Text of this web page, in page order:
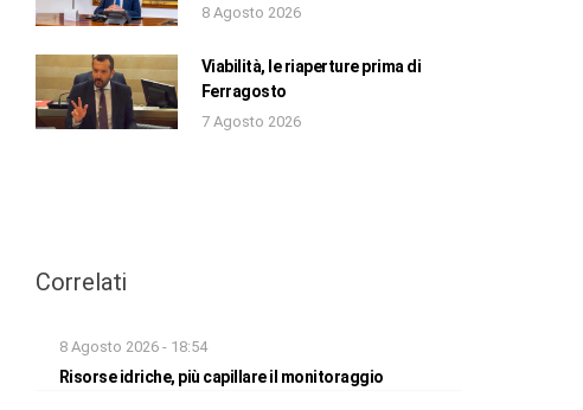
8 Agosto 2026
Viabilità, le riaperture prima di
Ferragosto
7 Agosto 2026
Correlati
8 Agosto 2026 - 18:54
Risorse idriche, più capillare il monitoraggio